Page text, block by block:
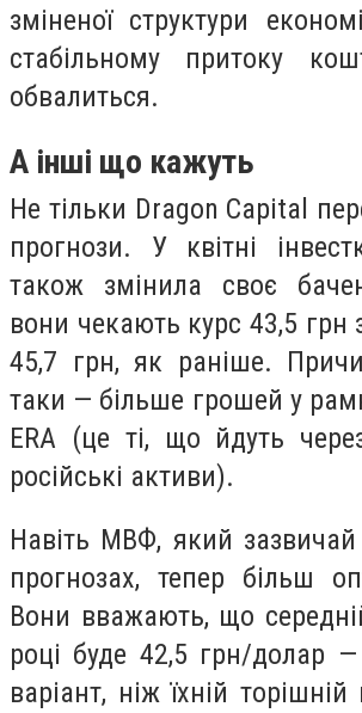
зміненої структури
стабільному притоку
обвалиться.
А інші що кажуть
Не тільки Dragon Capital
прогнози. У квітні
також змінила своє
вони чекають курс 43,5 грн
45,7 грн, як раніше.
таки — більше грошей у
ERA (це ті, що йдуть
російські активи).
Навіть МВФ, який
прогнозах, тепер більш
Вони вважають, що
році буде 42,5 грн/долар
варіант, ніж їхній торішній